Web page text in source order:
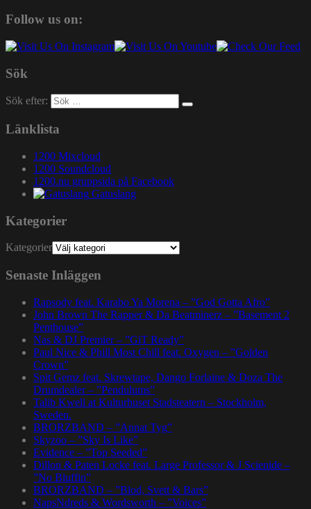
Follow us on:
Sök
Sök efter:
Länklista
1200 Mixcloud
1200 Soundcloud
1200.nu gruppsida på Facebook
Gatuslang
Kategorier
Kategorier
Senaste Inläggen
Rapsody feat. Karabo Ya Morena – ”God Gotta Afro”
John Brown The Rapper & Da Beatminerz – ”Basement 2
Penthouse”
Nas & DJ Premier – ”GiT Ready”
Paul Nice & Phill Most Chill feat. Oxygen – ”Golden
Crown”
Spit Gemz feat. Skrewtape, Dango Forlaine & Doza The
Drumdealer – ”Pendulums”
Talib Kweli at Kulturhuset Stadsteatern – Stockholm,
Sweden.
BRORZBAND – ”Annat Tyg”
Skyzoo – ”Sky Is Like”
Evidence – ”Top Seeded”
Dillon & Paten Locke feat. Large Professor & J Scienide –
”No Bluffin”
BRORZBAND – ”Blod, Svett & Bars”
NapsNdreds & Wordsworth – ”Voices”